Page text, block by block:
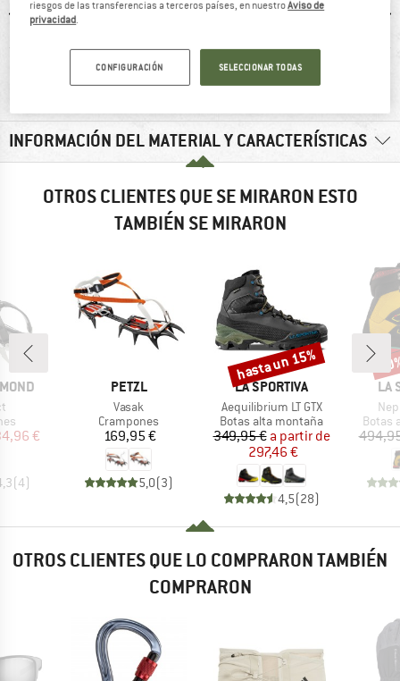
98% recomiendan
clientes dicen:
Buen agarre
INFORMACIÓN DEL MATERIAL Y CARACTERÍSTICAS
OTROS CLIENTES QUE SE MIRARON ESTO
TAMBIÉN SE MIRARON
reducido
€
(4)
MARCA
PETZL
Artículo
Vasak
Product group
Crampones
Precio
169,95 €
5,0(3)
MARCA
LA SPORTIVA
Artículo
Aequilibrium LT GTX
Product group
Botas alta montaña
Precio
349,95 € Precio reducido
a partir de
297,46 €
4,5(28)
Descuento
hasta un 15%
LA
Botas
OTROS CLIENTES QUE LO COMPRARON TAMBIÉN
COMPRARON
riesgos de las transferencias a terceros países, en nuestroAviso de
privacidad.
CONFIGURACIÓN SELECCIONAR TODAS